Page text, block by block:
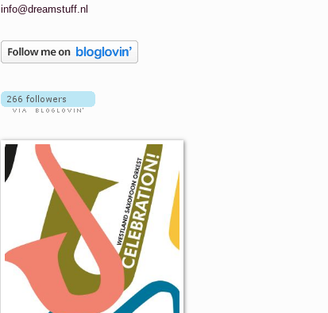
info@dreamstuff.nl